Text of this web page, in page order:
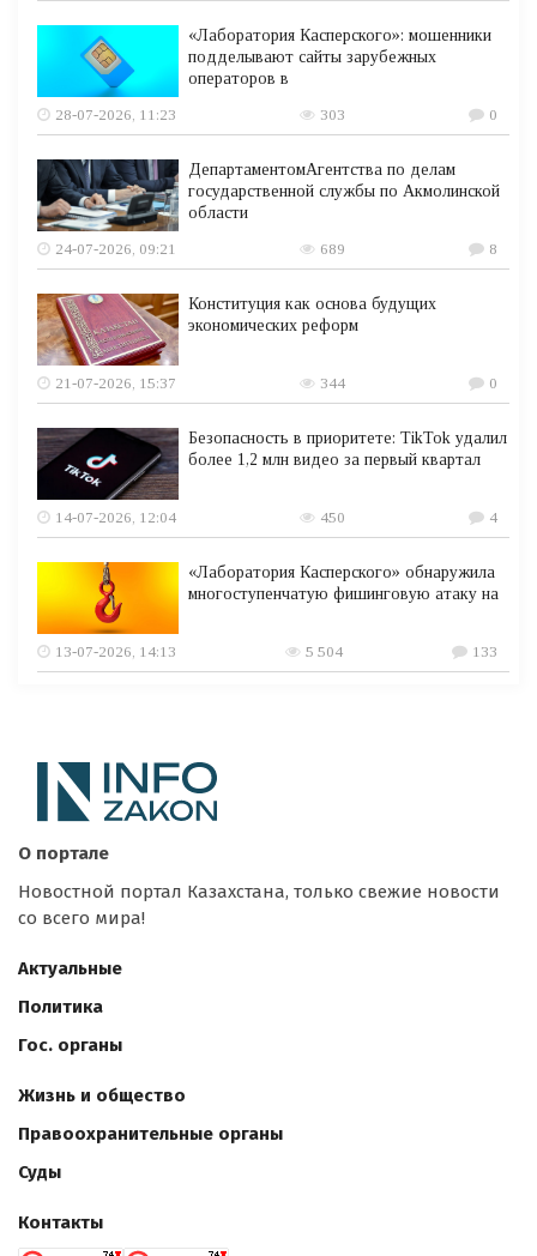
«Лаборатория Касперского»: мошенники
подделывают сайты зарубежных
операторов в
28-07-2026, 11:23
303 0
ДепартаментомАгентства по делам
государственной службы по Акмолинской
области
24-07-2026, 09:21
689 8
Конституция как основа будущих
экономических реформ
21-07-2026, 15:37 344 0
Безопасность в приоритете: TikTok удалил
более 1,2 млн видео за первый квартал
14-07-2026, 12:04 450 4
«Лаборатория Касперского» обнаружила
многоступенчатую фишинговую атаку на
13-07-2026, 14:13 5 504 133
О портале
Новостной портал Казахстана, только свежие новости
со всего мира!
Актуальные
Политика
Гос. органы
Жизнь и общество
Правоохранительные органы
Суды
Контакты